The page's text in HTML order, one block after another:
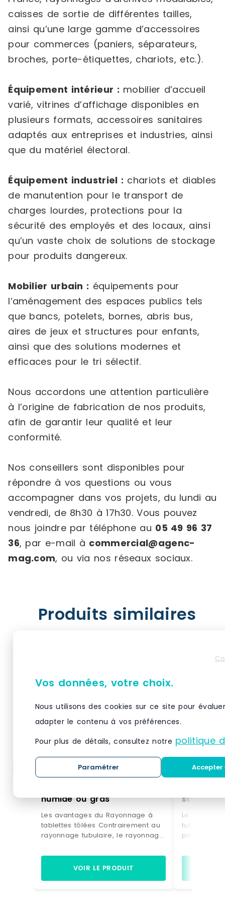
caisses de sortie de différentes tailles,
ainsi qu’une large gamme d’accessoires
pour commerces (paniers, séparateurs,
broches, porte-étiquettes, chariots, etc.).
Équipement intérieur : mobilier d’accueil
varié, vitrines d’affichage disponibles en
plusieurs formats, accessoires sanitaires
adaptés aux entreprises et industries, ainsi
que du matériel électoral.
Équipement industriel : chariots et diables
de manutention pour le transport de
charges lourdes, protections pour la
sécurité des employés et des locaux, ainsi
qu’un vaste choix de solutions de stockage
pour produits dangereux.
Mobilier urbain : équipements pour
l’aménagement des espaces publics tels
que bancs, potelets, bornes, abris bus,
aires de jeux et structures pour enfants,
ainsi que des solutions modernes et
efficaces pour le tri sélectif.
Nous accordons une attention particulière
à l’origine de fabrication de nos produits,
afin de garantir leur qualité et leur
conformité.
Nos conseillers sont disponibles pour
répondre à vos questions ou vous
accompagner dans vos projets, du lundi au
vendredi, de 8h30 à 17h30. Vous pouvez
nous joindre par téléphone au 05 49 96 37
36, par e-mail à commercial@agenc-
mag.com, ou via nos réseaux sociaux.
Produits similaires
Rayonnage à tablettes
humide ou gras
Les avantages du Rayonnage à
tablettes tôlées Contrairement au
rayonnage tubulaire, le rayonnage
aux stockage humide ou gras. De
plus, il est plus simple à modifier
VOIR LE PRODUIT
stockage
peu
Le
tubulaires
pour le
cartons
Vos données, votre choix.
Nous utilisons des cookies sur ce site pour
adapter le contenu à vos préférences.
Pour plus de détails, consultez notre politique
Paramétrer